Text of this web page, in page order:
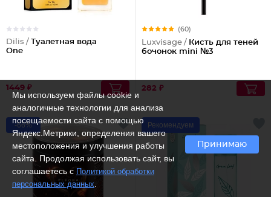
Dilis / Туалетная вода
One
1449 ₽
(60)
Luxvisage / Кисть для теней
бочонок mini №3
282 ₽
-66% Рекомендуем
Мы используем файлы cookie и
аналогичные технологии для анализа
посещаемости сайта с помощью
Яндекс.Метрики, определения вашего
местоположения и улучшения работы
сайта. Продолжая использовать сайт, вы
соглашаетесь с Политикой обработки
персональных данных
Принимаю